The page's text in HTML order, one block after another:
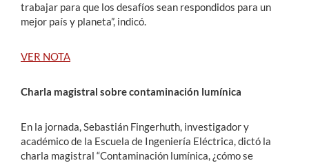
trabajar para que los desafíos sean respondidos para un
mejor país y planeta”, indicó.
VER NOTA
Charla magistral sobre contaminación lumínica
En la jornada, Sebastián Fingerhuth, investigador y
académico de la Escuela de Ingeniería Eléctrica, dictó la
charla magistral “Contaminación lumínica, ¿cómo se